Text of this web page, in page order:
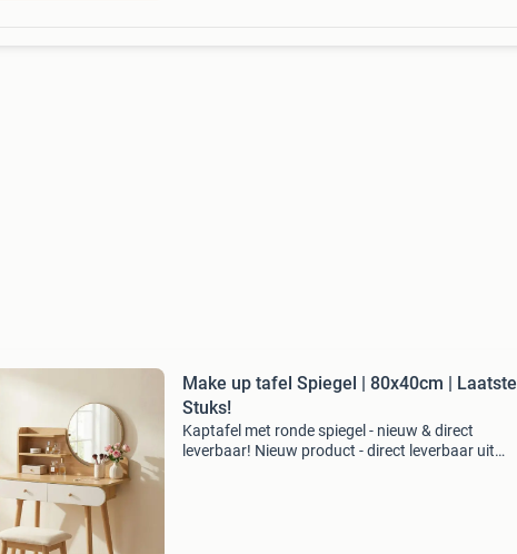
Make up tafel Spiegel | 80x40cm | Laatste
Stuks!
Kaptafel met ronde spiegel - nieuw & direct
leverbaar! Nieuw product - direct leverbaar uit